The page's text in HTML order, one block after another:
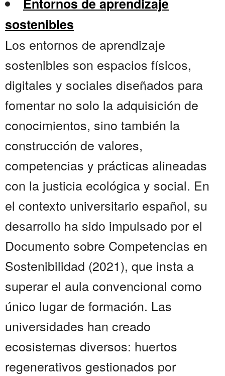
sostenibles
Los entornos de aprendizaje
sostenibles son espacios físicos,
digitales y sociales diseñados para
fomentar no solo la adquisición de
conocimientos, sino también la
construcción de valores,
competencias y prácticas alineadas
con la justicia ecológica y social. En
el contexto universitario español, su
desarrollo ha sido impulsado por el
Documento sobre Competencias en
Sostenibilidad (2021), que insta a
superar el aula convencional como
único lugar de formación. Las
universidades han creado
ecosistemas diversos: huertos
regenerativos gestionados por